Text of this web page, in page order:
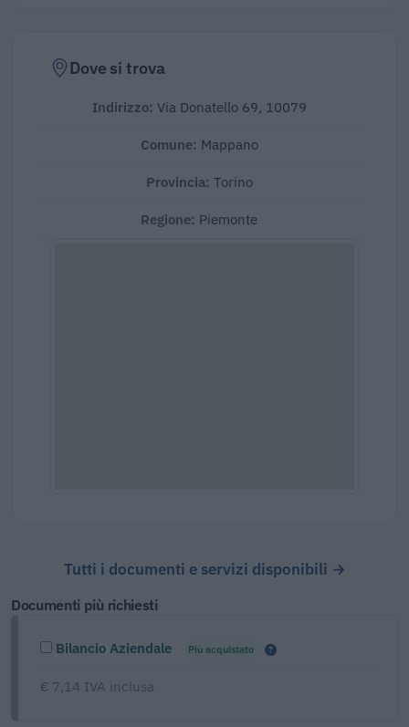
Dove si trova
Indirizzo: Via Donatello 69, 10079
Comune: Mappano
Provincia: Torino
Regione: Piemonte
Tutti i documenti e servizi disponibili →
Documenti più richiesti
Bilancio Aziendale Più acquistato
€ 7,14 IVA inclusa